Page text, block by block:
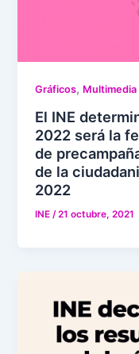
Gráficos, Multimedia
El INE
2022 será la
de
de la
2022
INE /21 octubre, 2021